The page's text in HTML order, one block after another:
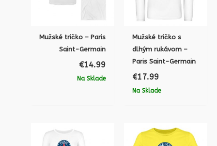
Mužské tričko – Paris
Saint-Germain
€14.99
Na Sklade
Mužské tričko s
dlhým rukávom –
Paris Saint-Germain
€17.99
Na Sklade